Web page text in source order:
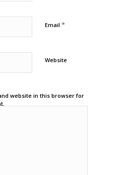
Email *
Website
website in this browser for